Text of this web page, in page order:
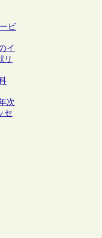
ビ
イ
リ
次
セ